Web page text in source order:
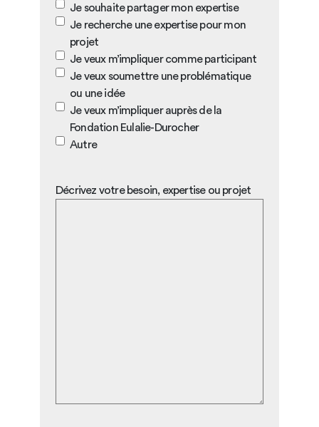
Je souhaite partager mon expertise
Je recherche une expertise pour mon
projet
Je veux m’impliquer comme participant
Je veux soumettre une problématique
ou une idée
Je veux m’impliquer auprès de la
Fondation Eulalie-Durocher
Autre
Décrivez votre besoin, expertise ou projet